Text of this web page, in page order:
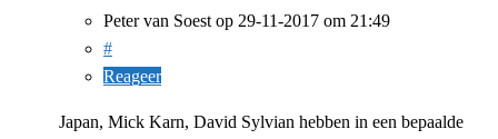
Peter van Soest op 29-11-2017 om 21:49
#
Reageer
Japan, Mick Karn, David Sylvian hebben in een bepaalde